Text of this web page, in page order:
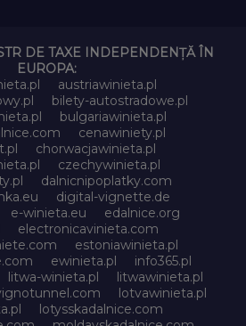
DE TAXE INDEPENDENȚĂ ÎN
EUROPA:
austriawinieta.pl
bilety-autostradowe.pl
bulgariawinieta.pl
cenawiniety.pl
chorwacjawinieta.pl
czechywinieta.pl
dalnicnipoplatky.com
digital-vignette.de
e-winieta.eu
edalnice.org
electronicavinieta.com
estoniawinieta.pl
ewinieta.pl
info365.pl
litwa-winieta.pl
litwawinieta.pl
lotvawinieta.pl
lotysskadalnice.com